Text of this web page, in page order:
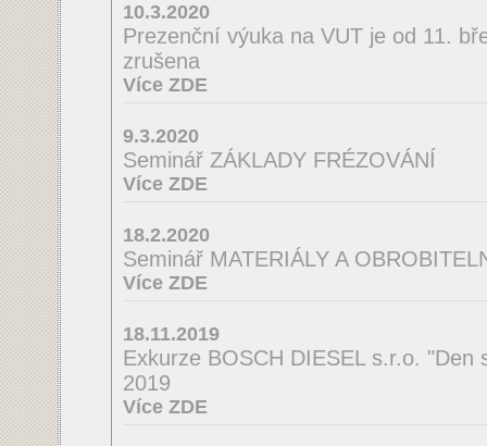
10.3.2020
Prezenční výuka na VUT je od 11.
zrušena
Více ZDE
9.3.2020
Seminář ZÁKLADY FRÉZOVÁNÍ
Více ZDE
18.2.2020
Seminář MATERIÁLY A
Více ZDE
18.11.2019
Exkurze BOSCH DIESEL s.r.o. "Den
2019
Více ZDE